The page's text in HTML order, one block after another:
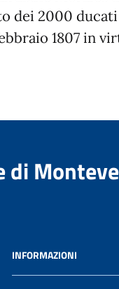
dei 2000 ducati
1807 in
di
INFORMAZIONI